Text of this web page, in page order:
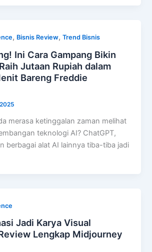
, Bisnis Review,Trend Bisnis
Ini Cara Gampang Bikin
Jutaan Rupiah dalam
Bareng Freddie
merasa ketinggalan zaman melihat
teknologi AI? ChatGPT,
berbagai alat AI lainnya tiba-tiba jadi
Jadi Karya Visual
Lengkap Midjourney